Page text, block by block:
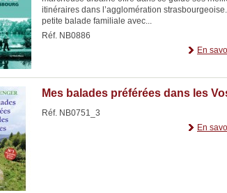
itinéraires dans l’agglomération
petite balade familiale avec...
Réf. NB0886
En
Mes balades préférées dans les
Réf. NB0751_3
En